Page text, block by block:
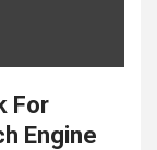
For
Engine